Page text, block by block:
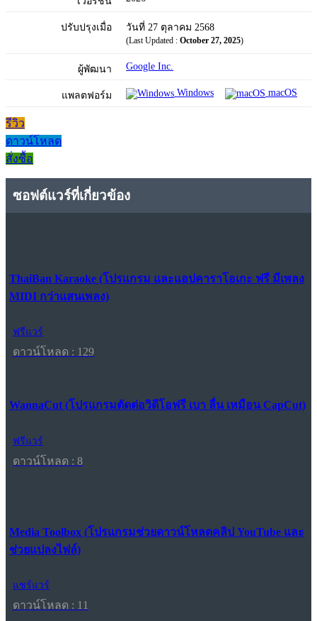
ปรับปรุงเมื่อ วันที่ 27 ตุลาคม 2568
(Last Updated : October 27, 2025)
ผู้พัฒนา Google Inc.
แพลตฟอร์ม Windows macOS
รีวิว
ดาวน์โหลด
สั่งซื้อ
ซอฟต์แวร์ที่เกี่ยวข้อง
ThaiBan Karaoke (โปรแกรม และแอปคาราโอเกะ ฟรี มีเพลง
MIDI กว่าแสนเพลง)
ฟรีแวร์
ดาวน์โหลด : 129
WannaCut (โปรแกรมตัดต่อวิดีโอฟรี เบา ลื่น เหมือน CapCut)
ฟรีแวร์
ดาวน์โหลด : 8
Media Toolbox (โปรแกรมช่วยดาวน์โหลดคลิป YouTube และ
ช่วยแปลงไฟล์)
แชร์แวร์
ดาวน์โหลด : 11